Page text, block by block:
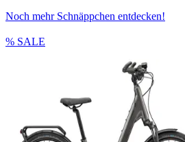
Noch mehr Schnäppchen entdecken!
% SALE